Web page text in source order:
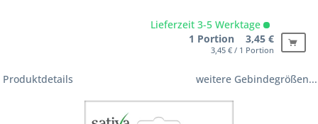
Lieferzeit 3-5 Werktage
1 Portion 3,45 €
3,45 € / 1 Portion
Produktdetails weitere Gebindegrößen...